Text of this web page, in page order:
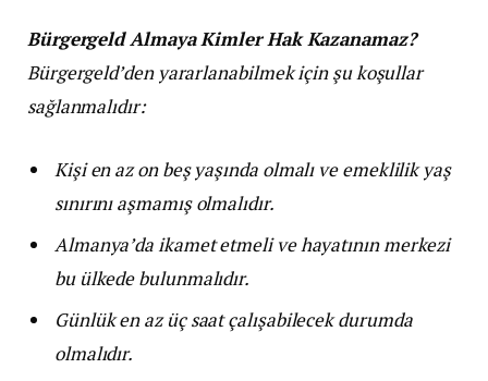
Bürgergeld Almaya Kimler Hak Kazanamaz?
Bürgergeld’den yararlanabilmek için şu koşullar
sağlanmalıdır:
Kişi en az on beş yaşında olmalı ve emeklilik yaş
sınırını aşmamış olmalıdır.
Almanya’da ikamet etmeli ve hayatının merkezi
bu ülkede bulunmalıdır.
Günlük en az üç saat çalışabilecek durumda
olmalıdır.